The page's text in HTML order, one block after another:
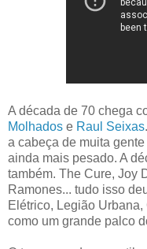
A década de 70 chega
Molhados e Raul Seixas
a cabeça de muita
ainda mais pesado. A
também. The Cure, Joy
Ramones... tudo isso
Elétrico, Legião
como um grande palco